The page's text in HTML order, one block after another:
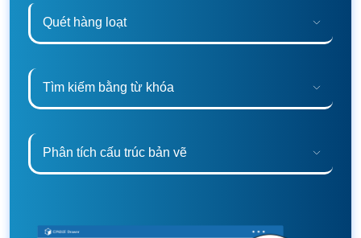
Quét hàng loạt
Tìm kiếm bằng từ khóa
Phân tích cấu trúc bản vẽ